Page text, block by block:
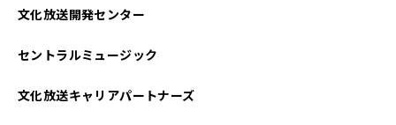
文化放送開発センター
セントラルミュージック
文化放送キャリアパートナーズ